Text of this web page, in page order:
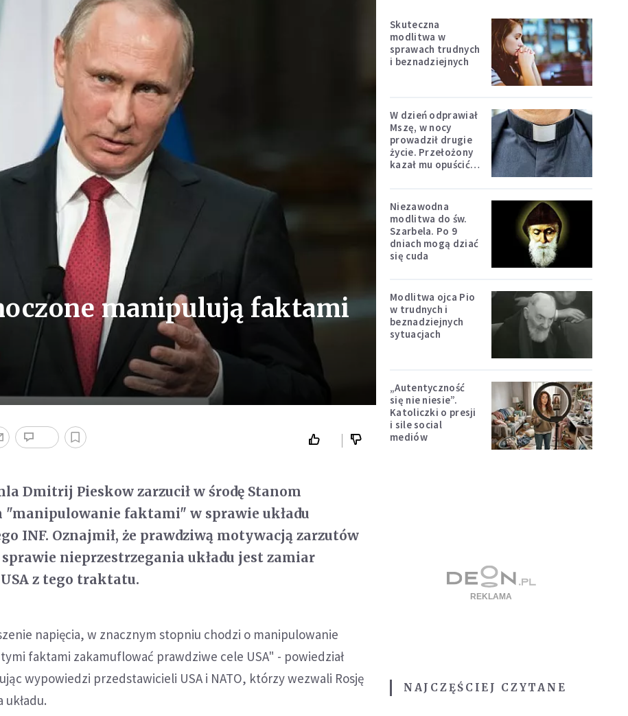
manipulują faktami
Dmitrij Pieskow zarzucił w środę Stanom
"manipulowanie faktami" w sprawie układu
INF. Oznajmił, że prawdziwą motywacją zarzutów
sprawie nieprzestrzegania układu jest zamiar
z tego traktatu.
napięcia, w znacznym stopniu chodzi o manipulowanie
faktami zakamuflować prawdziwe cele USA" - powiedział
wypowiedzi przedstawicieli USA i NATO, którzy wezwali Rosję
Skuteczna
modlitwa w
sprawach trudnych
i beznadziejnych
W dzień odprawiał
Mszę, w nocy
prowadził drugie
życie. Przełożony
kazał mu opuścić
Niezawodna
modlitwa do św.
Szarbela. Po 9
dniach mogą dziać
się cuda
Modlitwa ojca Pio
w trudnych i
beznadziejnych
sytuacjach
„Autentyczność
się nie niesie”.
Katoliczki o presji
i sile social
mediów
NAJCZĘŚCIEJ CZYTANE